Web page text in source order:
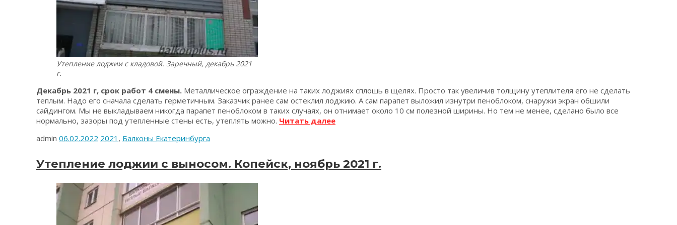
Утепление лоджии с кладовой. Заречный, декабрь 2021
г.
Декабрь 2021 г, срок работ 4 смены. Металлическое ограждение на таких лоджиях сплошь в щелях. Просто так увеличив толщину утеплителя его не сделать
теплым. Надо его сначала сделать герметичным. Заказчик ранее сам остеклил лоджию. А сам парапет выложил изнутри пеноблоком, снаружи экран обшили
сайдингом. Мы не выкладываем никогда парапет пеноблоком в таких случаях, он отнимает около 10 см полезной ширины. Но тем не менее, сделано было все
нормально, зазоры под утепленные стены есть, утеплять можно. Читать далее«Утепление
кладовой.
Заречный,
admin 06.02.2022 2021 , Балконы Екатеринбурга
Утепление лоджии с выносом. Копейск, ноябрь 2021 г.